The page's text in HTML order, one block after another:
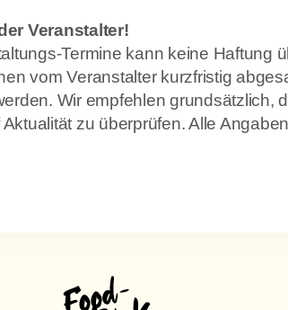
Veranstalter!
Termine kann keine Haftung
vom Veranstalter kurzfristig
Wir empfehlen grundsätzlich,
zu überprüfen. Alle